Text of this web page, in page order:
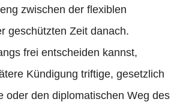
zwischen der flexiblen
geschützten Zeit danach.
frei entscheiden kannst,
Kündigung triftige, gesetzlich
oder den diplomatischen Weg des